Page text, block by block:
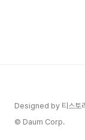
Designed by 티스토
© Daum Corp.